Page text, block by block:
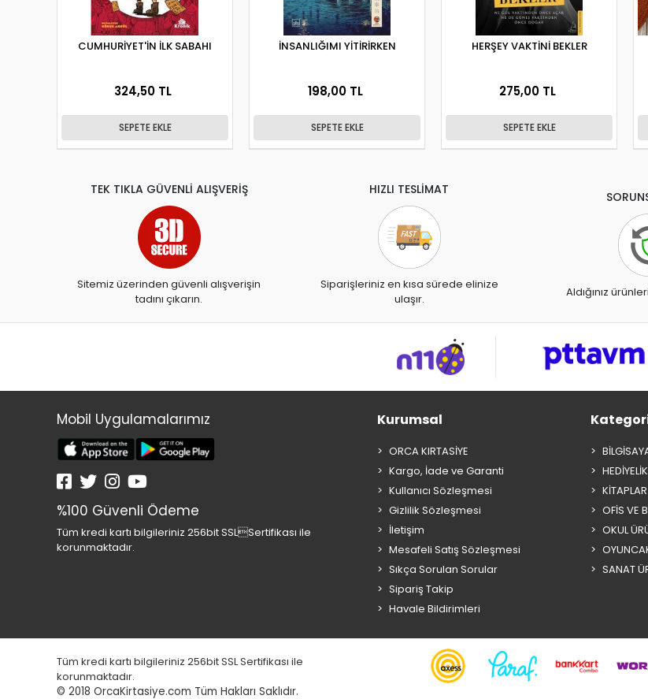
CUMHURİYET'İN İLK SABAHI
324,50 TL
SEPETE EKLE
İNSANLIĞIMI YİTİRİRKEN
198,00 TL
SEPETE EKLE
HERŞEY VAKTİNİ BEKLER
275,00 TL
SEPETE EKLE
TEK TIKLA GÜVENLİ ALIŞVERİŞ
Sitemiz üzerinden güvenli alışverişin
tadını çıkarın.
HIZLI TESLİMAT
Siparişleriniz en kısa sürede elinize
ulaşır.
Aldığınız
Mobil Uygulamalarımız
%100 Güvenli Ödeme
Tüm kredi kartı bilgileriniz 256bit SSLSertifikası ile
korunmaktadır.
Kurumsal
ORCA KIRTASİYE
Kargo, İade ve Garanti
Kullanıcı Sözleşmesi
Gizlilik Sözleşmesi
İletişim
Mesafeli Satış Sözleşmesi
Sıkça Sorulan Sorular
Sipariş Takip
Havale Bildirimleri
HEDİYELİK
KİTAPLAR
OFİS VE
OKUL
SANAT
Tüm kredi kartı bilgileriniz 256bit SSL Sertifikası ile
korunmaktadır.
© 2018 OrcaKirtasiye.com Tüm Hakları Saklıdır.